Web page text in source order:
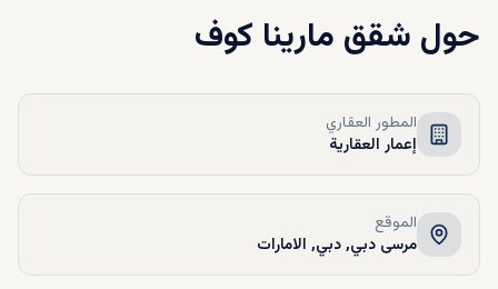
حول شقق مارينا كوف
المطور العقاري
إعمار العقارية
الموقع
مرسى دبي, دبي, الامارات